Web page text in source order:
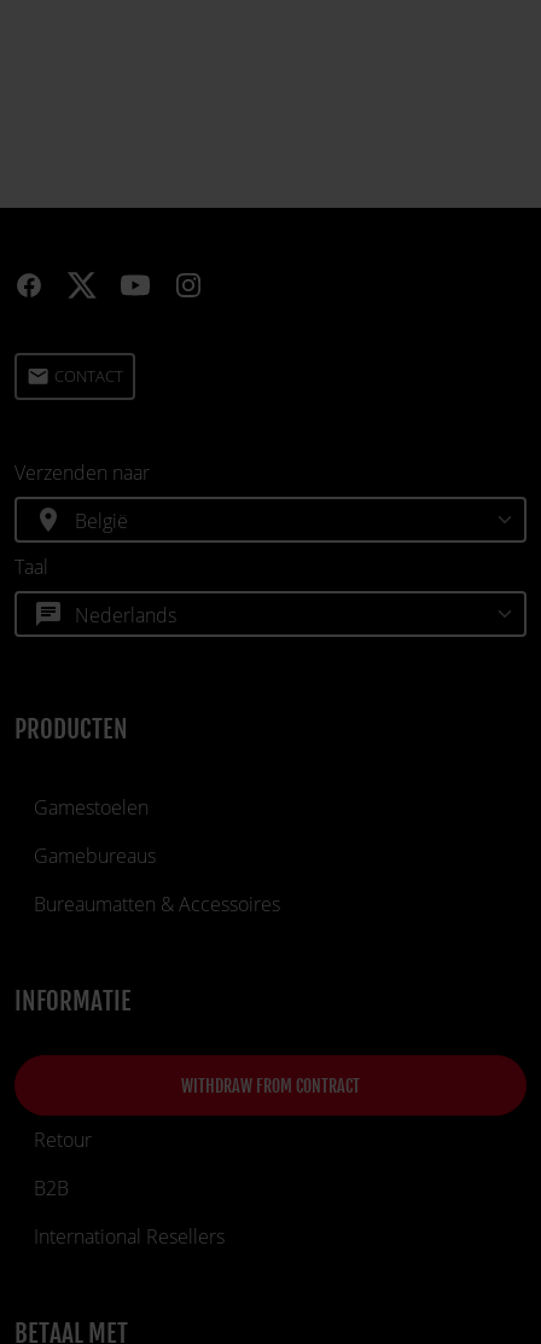
email CONTACT
PRODUCTEN
Gamestoelen
Gamebureaus
Bureaumatten & Accessoires
INFORMATIE
WITHDRAW FROM CONTRACT
Retour
B2B
International Resellers
BETAAL MET
Verzenden naar
location_on
Taal
chat